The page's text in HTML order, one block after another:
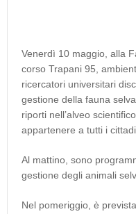
Venerdì 10 maggio, alla
corso Trapani 95,
ricercatori universitari
gestione della fauna
riporti nell’alveo
appartenere a tutti i
Al mattino, sono
gestione degli animali
Nel pomeriggio, è